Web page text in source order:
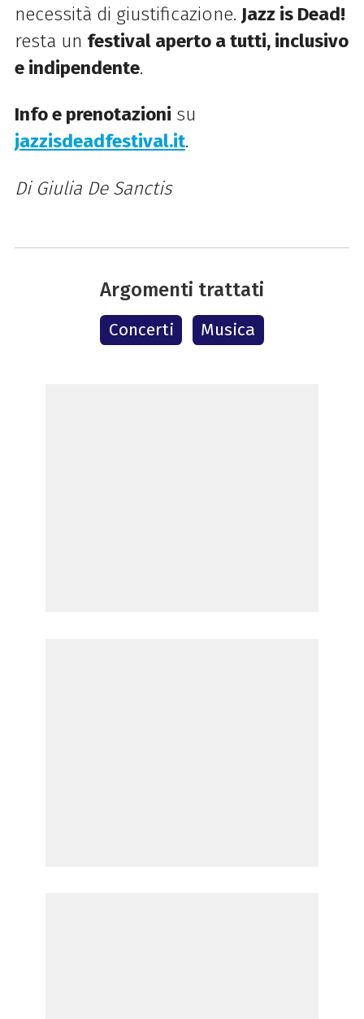
necessità di giustificazione. Jazz is Dead!
resta un festival aperto a tutti, inclusivo
e indipendente.
Info e prenotazioni su
jazzisdeadfestival.it.
Di Giulia De Sanctis
Argomenti trattati
Concerti Musica